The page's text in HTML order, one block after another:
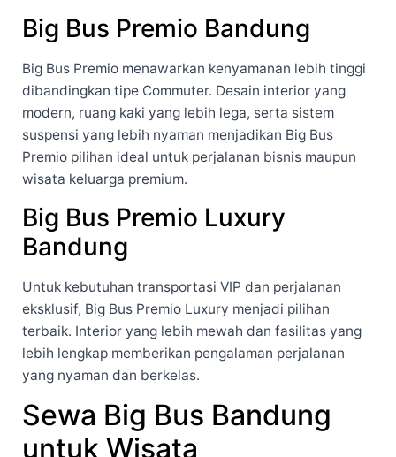
Big Bus Premio Bandung
Big Bus Premio menawarkan kenyamanan lebih tinggi
dibandingkan tipe Commuter. Desain interior yang
modern, ruang kaki yang lebih lega, serta sistem
suspensi yang lebih nyaman menjadikan Big Bus
Premio pilihan ideal untuk perjalanan bisnis maupun
wisata keluarga premium.
Big Bus Premio Luxury
Bandung
Untuk kebutuhan transportasi VIP dan perjalanan
eksklusif, Big Bus Premio Luxury menjadi pilihan
terbaik. Interior yang lebih mewah dan fasilitas yang
lebih lengkap memberikan pengalaman perjalanan
yang nyaman dan berkelas.
Sewa Big Bus Bandung
untuk Wisata